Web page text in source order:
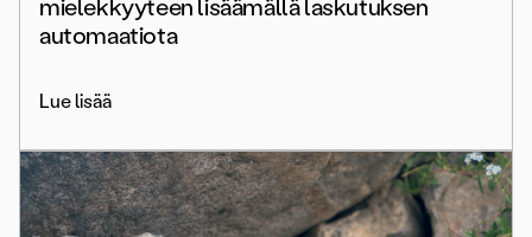
mielekkyyteen lisäämällä laskutuksen
automaatiota
Lue lisää